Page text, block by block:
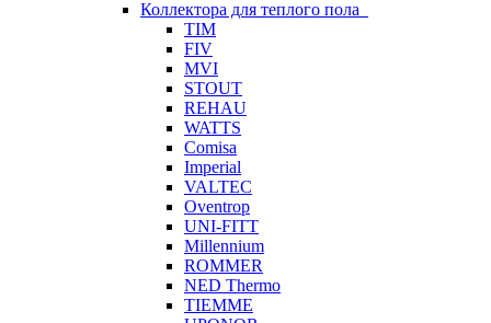
Коллектора для теплого пола
TIM
FIV
MVI
STOUT
REHAU
WATTS
Comisa
Imperial
VALTEC
Oventrop
UNI-FITT
Millennium
ROMMER
NED Thermo
TIEMME